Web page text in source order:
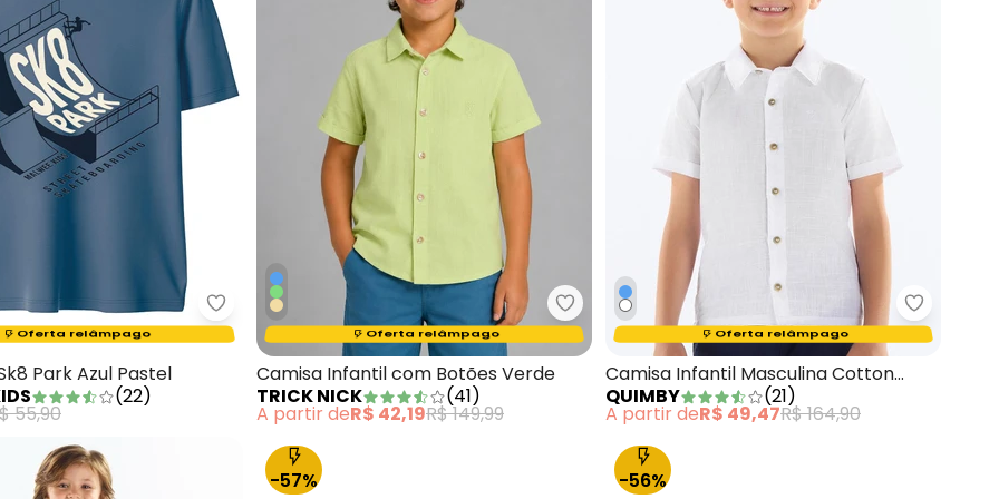
Infantil Estampada em Popeline AzulMalwee Kids - Camiseta Sk8 Park Azul Pastel
Oferta relâmpago
Termina em:15:42:47
Park Azul Pastel
(22)
55,90
Trick Nick - Camisa Infantil com Botões Verde
Oferta relâmpago
Termina em:15:42:47
Camisa Infantil com Botões Verde
TRICK NICK
(41)
A partir deR$ 42,19R$ 149,99
Quimby -
Oferta relâmpago
Termina em:15:42:47
Camisa Infantil Masculina Cotton
Branco
QUIMBY (21)
A partir deR$ 49,47R$ 164,90
-57% -56%